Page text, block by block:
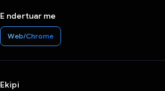
E ndertuar me
Web/Chrome
Ekipi